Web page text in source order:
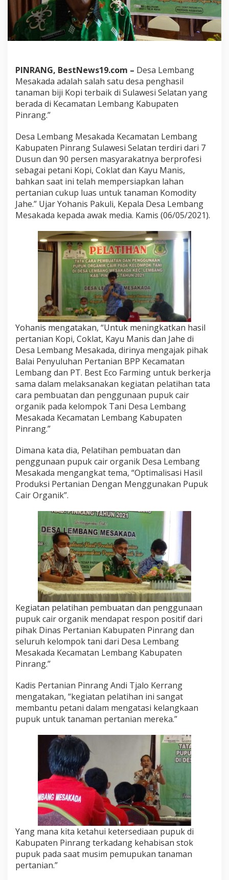
g
a
n
i
e
s
a
L
e
a
n
g
M
e
s
K
a
d
P
i
n
r
a
PINRANG, BestNews19.com – Desa Lembang
Mesakada adalah salah satu desa penghasil
tanaman biji Kopi terbaik di Sulawesi Selatan yang
berada di Kecamatan Lembang Kabupaten
Pinrang.”
Desa Lembang Mesakada Kecamatan Lembang
Kabupaten Pinrang Sulawesi Selatan terdiri dari 7
Dusun dan 90 persen masyarakatnya berprofesi
sebagai petani Kopi, Coklat dan Kayu Manis,
bahkan saat ini telah mempersiapkan lahan
pertanian cukup luas untuk tanaman Komodity
Jahe.” Ujar Yohanis Pakuli, Kepala Desa Lembang
Mesakada kepada awak media. Kamis (06/05/2021).
Yohanis mengatakan, “Untuk meningkatkan hasil
pertanian Kopi, Coklat, Kayu Manis dan Jahe di
Desa Lembang Mesakada, dirinya mengajak pihak
Balai Penyuluhan Pertanian BPP Kecamatan
Lembang dan PT. Best Eco Farming untuk berkerja
sama dalam melaksanakan kegiatan pelatihan tata
cara pembuatan dan penggunaan pupuk cair
organik pada kelompok Tani Desa Lembang
Mesakada Kecamatan Lembang Kabupaten
Pinrang.”
Dimana kata dia, Pelatihan pembuatan dan
penggunaan pupuk cair organik Desa Lembang
Mesakada mengangkat tema, “Optimalisasi Hasil
Produksi Pertanian Dengan Menggunakan Pupuk
Cair Organik”.
Kegiatan pelatihan pembuatan dan penggunaan
pupuk cair organik mendapat respon positif dari
pihak Dinas Pertanian Kabupaten Pinrang dan
seluruh kelompok tani dari Desa Lembang
Mesakada Kecamatan Lembang Kabupaten
Pinrang.”
Kadis Pertanian Pinrang Andi Tjalo Kerrang
mengatakan, “kegiatan pelatihan ini sangat
membantu petani dalam mengatasi kelangkaan
pupuk untuk tanaman pertanian mereka.”
Yang mana kita ketahui ketersediaan pupuk di
Kabupaten Pinrang terkadang kehabisan stok
pupuk pada saat musim pemupukan tanaman
pertanian.”